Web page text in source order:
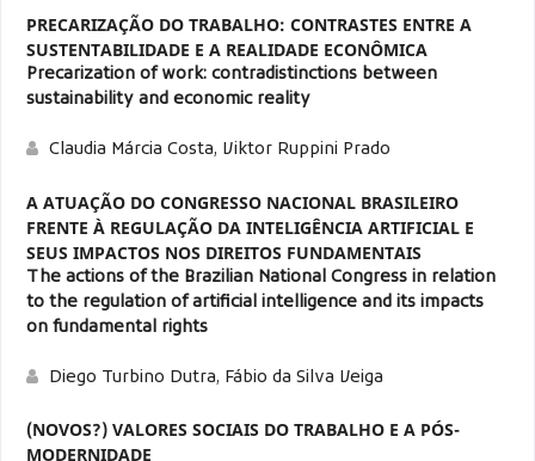
PRECARIZAÇÃO DO TRABALHO: CONTRASTES ENTRE A
SUSTENTABILIDADE E A REALIDADE ECONÔMICA
Precarization of work: contradistinctions between
sustainability and economic reality
Claudia Márcia Costa, Viktor Ruppini Prado
A ATUAÇÃO DO CONGRESSO NACIONAL BRASILEIRO
FRENTE À REGULAÇÃO DA INTELIGÊNCIA ARTIFICIAL E
SEUS IMPACTOS NOS DIREITOS FUNDAMENTAIS
The actions of the Brazilian National Congress in relation
to the regulation of artificial intelligence and its impacts
on fundamental rights
Diego Turbino Dutra, Fábio da Silva Veiga
(NOVOS?) VALORES SOCIAIS DO TRABALHO E A PÓS-
MODERNIDADE